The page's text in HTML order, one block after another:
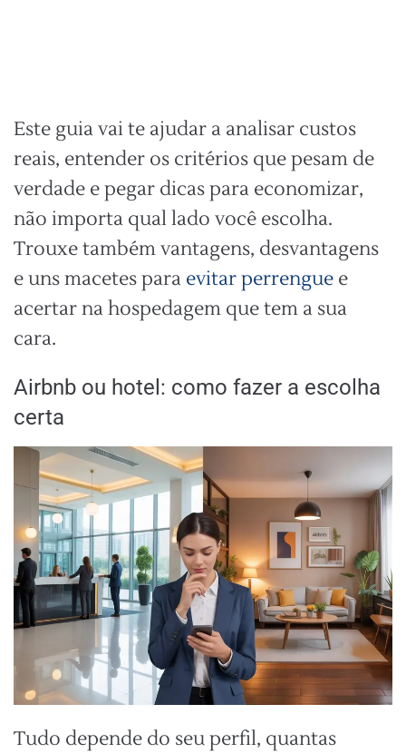
Este guia vai te ajudar a analisar custos
reais, entender os critérios que pesam de
verdade e pegar dicas para economizar,
não importa qual lado você escolha.
Trouxe também vantagens, desvantagens
e uns macetes para evitar perrengue e
acertar na hospedagem que tem a sua
cara.
Airbnb ou hotel: como fazer a escolha
certa
Tudo depende do seu perfil, quantas